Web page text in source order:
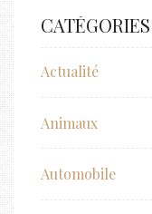
CATÉGORIES
Actualité
Animaux
Automobile